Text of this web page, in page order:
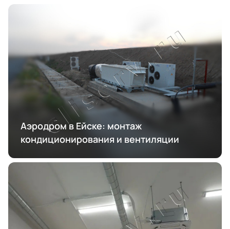
Аэродром в Ейске: монтаж
кондиционирования и вентиляции